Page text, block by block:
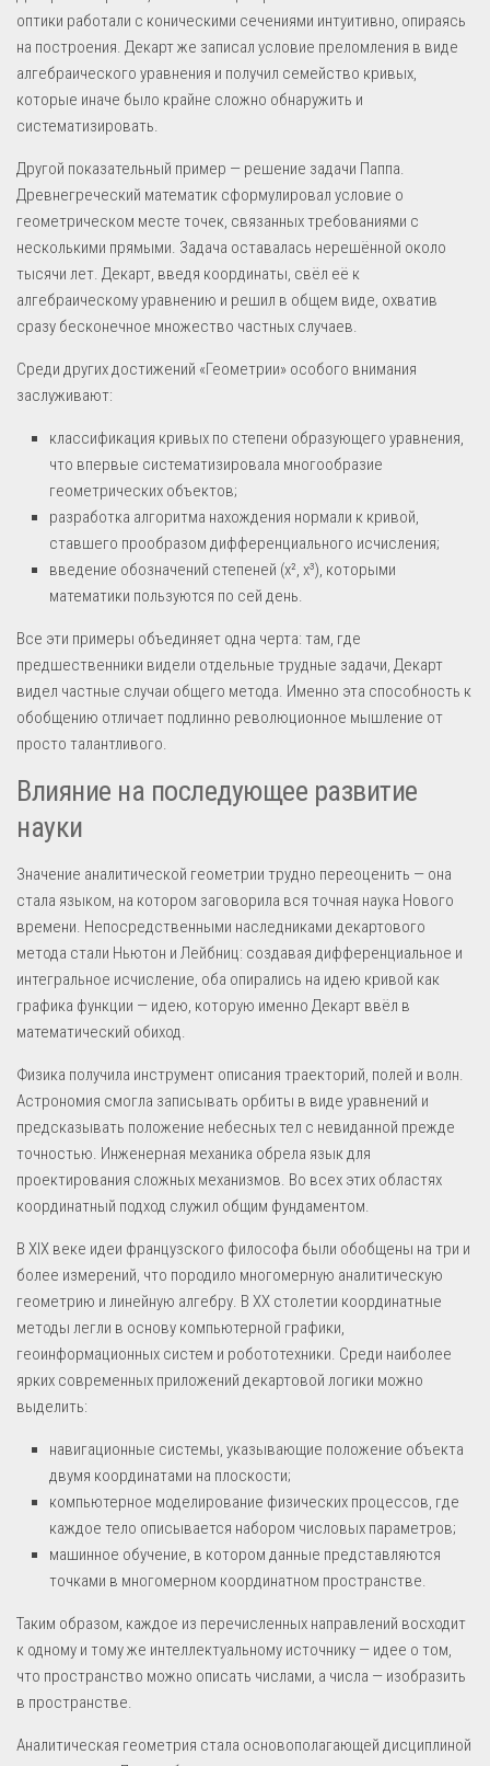
оптики работали с коническими сечениями интуитивно, опираясь
на построения. Декарт же записал условие преломления в виде
алгебраического уравнения и получил семейство кривых,
которые иначе было крайне сложно обнаружить и
систематизировать.
Другой показательный пример — решение задачи Паппа.
Древнегреческий математик сформулировал условие о
геометрическом месте точек, связанных требованиями с
несколькими прямыми. Задача оставалась нерешённой около
тысячи лет. Декарт, введя координаты, свёл её к
алгебраическому уравнению и решил в общем виде, охватив
сразу бесконечное множество частных случаев.
Среди других достижений «Геометрии» особого внимания
заслуживают:
классификация кривых по степени образующего уравнения,
что впервые систематизировала многообразие
геометрических объектов;
разработка алгоритма нахождения нормали к кривой,
ставшего прообразом дифференциального исчисления;
введение обозначений степеней (x², x³), которыми
математики пользуются по сей день.
Все эти примеры объединяет одна черта: там, где
предшественники видели отдельные трудные задачи, Декарт
видел частные случаи общего метода. Именно эта способность к
обобщению отличает подлинно революционное мышление от
просто талантливого.
Влияние на последующее развитие
науки
Значение аналитической геометрии трудно переоценить — она
стала языком, на котором заговорила вся точная наука Нового
времени. Непосредственными наследниками декартового
метода стали Ньютон и Лейбниц: создавая дифференциальное и
интегральное исчисление, оба опирались на идею кривой как
графика функции — идею, которую именно Декарт ввёл в
математический обиход.
Физика получила инструмент описания траекторий, полей и волн.
Астрономия смогла записывать орбиты в виде уравнений и
предсказывать положение небесных тел с невиданной прежде
точностью. Инженерная механика обрела язык для
проектирования сложных механизмов. Во всех этих областях
координатный подход служил общим фундаментом.
В XIX веке идеи французского философа были обобщены на три и
более измерений, что породило многомерную аналитическую
геометрию и линейную алгебру. В XX столетии координатные
методы легли в основу компьютерной графики,
геоинформационных систем и робототехники. Среди наиболее
ярких современных приложений декартовой логики можно
выделить:
навигационные системы, указывающие положение объекта
двумя координатами на плоскости;
компьютерное моделирование физических процессов, где
каждое тело описывается набором числовых параметров;
машинное обучение, в котором данные представляются
точками в многомерном координатном пространстве.
Таким образом, каждое из перечисленных направлений восходит
к одному и тому же интеллектуальному источнику — идее о том,
что пространство можно описать числами, а числа — изобразить
в пространстве.
Аналитическая геометрия стала основополагающей дисциплиной